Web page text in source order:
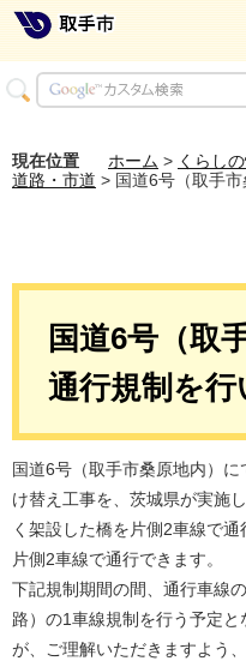
現在位置 ホーム > くらし
道路・市道 > 国道6号（取手
国道6号（取
通行規制を行
国道6号（取手市桑原地内）
け替え工事を、茨城県が実施
く架設した橋を片側2車線で
片側2車線で通行できます。
下記規制期間の間、通行車線
路）の1車線規制を行う予定
が、ご理解いただきますよう